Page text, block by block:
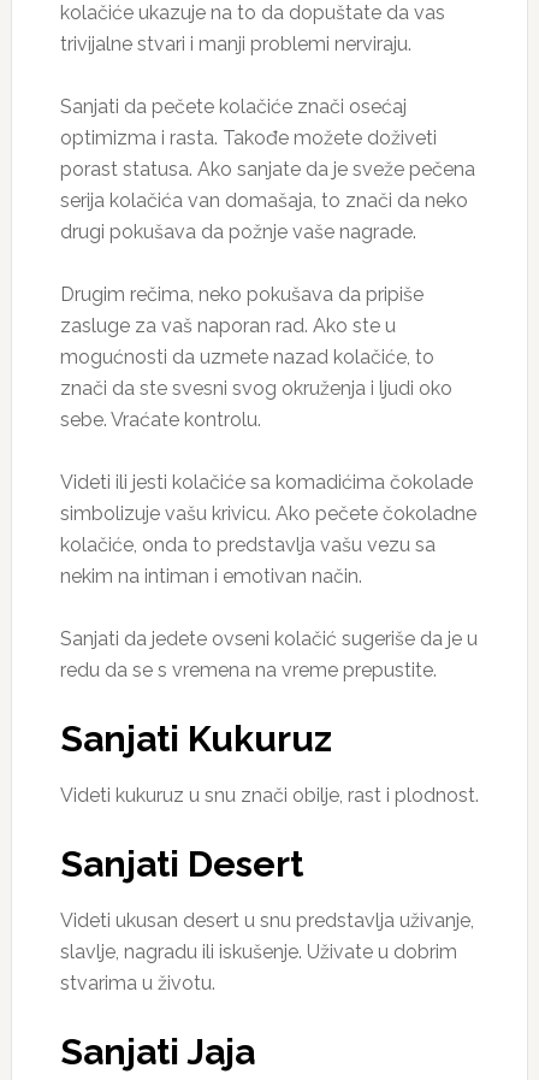
kolačiće ukazuje na to da dopuštate da vas
trivijalne stvari i manji problemi nerviraju.
Sanjati da pečete kolačiće znači osećaj
optimizma i rasta. Takođe možete doživeti
porast statusa. Ako sanjate da je sveže pečena
serija kolačića van domašaja, to znači da neko
drugi pokušava da požnje vaše nagrade.
Drugim rečima, neko pokušava da pripiše
zasluge za vaš naporan rad. Ako ste u
mogućnosti da uzmete nazad kolačiće, to
znači da ste svesni svog okruženja i ljudi oko
sebe. Vraćate kontrolu.
Videti ili jesti kolačiće sa komadićima čokolade
simbolizuje vašu krivicu. Ako pečete čokoladne
kolačiće, onda to predstavlja vašu vezu sa
nekim na intiman i emotivan način.
Sanjati da jedete ovseni kolačić sugeriše da je u
redu da se s vremena na vreme prepustite.
Sanjati Kukuruz
Videti kukuruz u snu znači obilje, rast i plodnost.
Sanjati Desert
Videti ukusan desert u snu predstavlja uživanje,
slavlje, nagradu ili iskušenje. Uživate u dobrim
stvarima u životu.
Sanjati Jaja